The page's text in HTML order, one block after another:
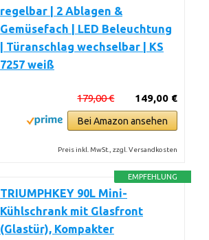
regelbar | 2 Ablagen &
Gemüsefach | LED Beleuchtung
| Türanschlag wechselbar | KS
7257 weiß
149,00 €
179,00 €
Bei Amazon ansehen
Preis inkl. MwSt., zzgl. Versandkosten
EMPFEHLUNG
TRIUMPHKEY 90L Mini-
Kühlschrank mit Glasfront
(Glastür), Kompakter